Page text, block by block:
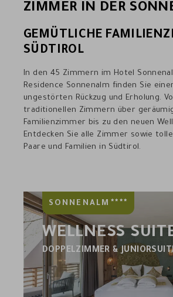
ZIMMER IN DER
GEMÜTLICHE
SÜDTIROL
In den 45 Zimmern im Hotel
Residence Sonnenalm finden Sie
ungestörten Rückzug und Erholung.
traditionellen Zimmern über
Familienzimmer bis zu den neuen
Entdecken Sie alle Zimmer sowie
Paare und Familien in Südtirol.
SONNENALM
WELLNESS
DOPPELZIMMER &